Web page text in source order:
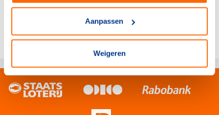
Aanpassen
Weigeren
zichtbaar zijn op de clubs!
Deel dit artikel op social media: